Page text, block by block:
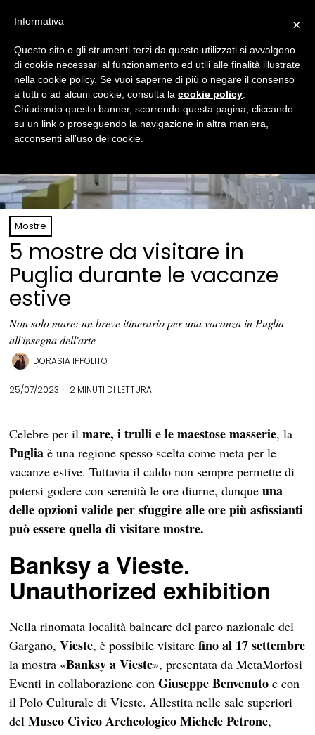
Mostre
5 mostre da visitare in
Puglia durante le vacanze
estive
Non solo mare: un breve itinerario per una vacanza in Puglia
all'insegna dell'arte
DORASIA IPPOLITO
25/07/2023 2 MINUTI DI LETTURA
Celebre per ilmare, i trulli e le maestose masserie, la
Puglia è una regione spesso scelta come meta per le
vacanze estive. Tuttavia il caldo non sempre permette di
potersi godere con serenità le ore diurne, dunqueuna
delle opzioni valide per sfuggire alle ore più asfissianti
può essere quella di visitare mostre.
Banksy a Vieste.
Unauthorized exhibition
Nella rinomata località balneare del parco nazionale del
Gargano,Vieste, è possibile visitarefino al 17 settembre
la mostra «Banksy a Vieste», presentata da MetaMorfosi
Eventi in collaborazione conGiuseppe Benvenuto e con
il Polo Culturale di Vieste. Allestita nelle sale superiori
delMuseo Civico Archeologico Michele Petrone,
×
Informativa
Questo sito o gli strumenti terzi da questo utilizzati si avvalgono
di cookie necessari al funzionamento ed utili alle finalità illustrate
nella cookie policy. Se vuoi saperne di più o negare il consenso
a tutti o ad alcuni cookie, consulta la cookie policy
Chiudendo questo banner, scorrendo questa pagina, cliccando
su un link o proseguendo la navigazione in altra maniera,
acconsenti all’uso dei cookie.